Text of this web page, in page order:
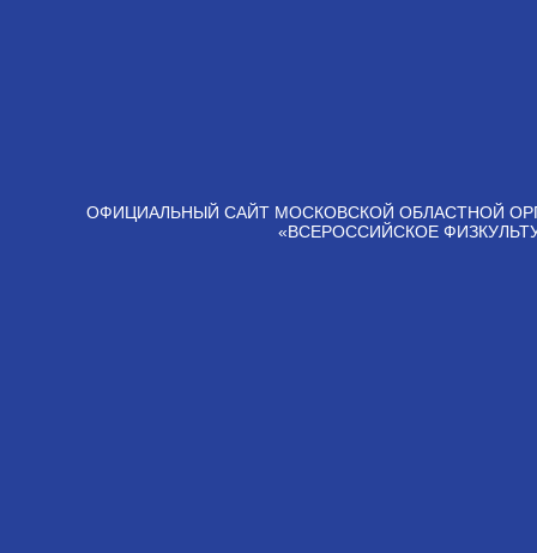
ОФИЦИАЛЬНЫЙ САЙТ МОСКОВСКОЙ ОБЛАСТНОЙ
«ВСЕРОССИЙСКОЕ